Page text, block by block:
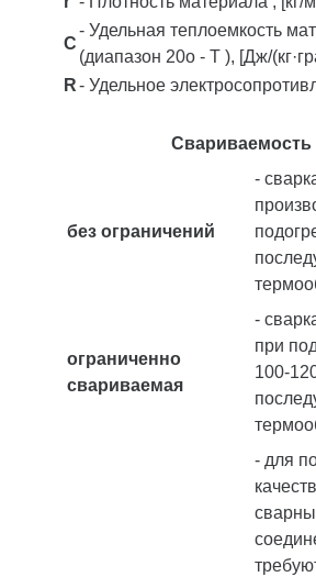
C
- Удельная теплоемкость
(диапазон 20o - T ), [Дж/
R- Удельное
Свариваемость
без ограничений
-
ограниченно
свариваемая
-
при
100-
- для